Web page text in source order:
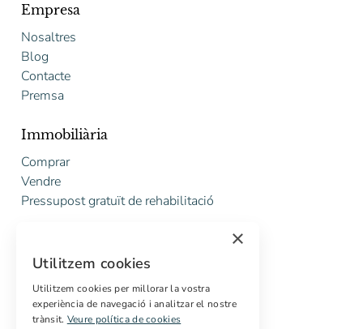
Empresa
Nosaltres
Blog
Contacte
Premsa
Immobiliària
Comprar
Vendre
Pressupost gratuït de rehabilitació
Marketing digital
Compradors internacionals
Propietats off-market
×
Utilitzem cookies
Utilitzem cookies per millorar la vostra
experiència de navegació i analitzar el nostre
trànsit. Veure política de cookies